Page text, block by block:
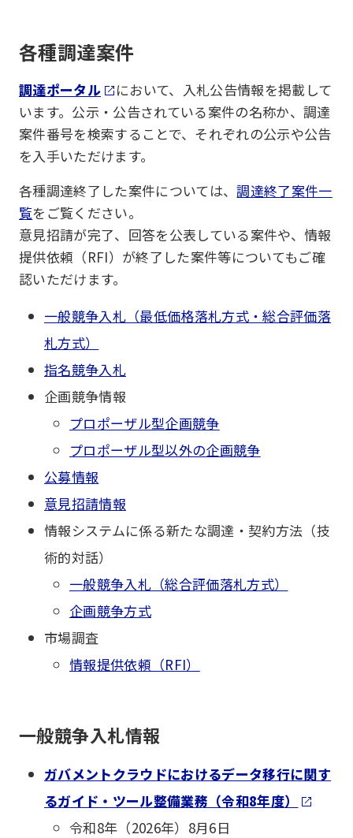
各種調達案件
調達ポータル
において、入札公告情報を掲載して
います。公示・公告されている案件の名称か、調達
案件番号を検索することで、それぞれの公示や公告
を入手いただけます。
各種調達終了した案件については、調達終了案件一
覧をご覧ください。
意見招請が完了、回答を公表している案件や、情報
提供依頼（RFI）が終了した案件等についてもご確
認いただけます。
一般競争入札（最低価格落札方式・総合評価落
札方式）
指名競争入札
企画競争情報
プロポーザル型企画競争
プロポーザル型以外の企画競争
公募情報
意見招請情報
情報システムに係る新たな調達・契約方法（技
術的対話）
一般競争入札（総合評価落札方式）
企画競争方式
市場調査
情報提供依頼（RFI）
一般競争入札情報
ガバメントクラウドにおけるデータ移行に関す
るガイド・ツール整備業務（令和8年度）
令和8年（2026年）8月6日